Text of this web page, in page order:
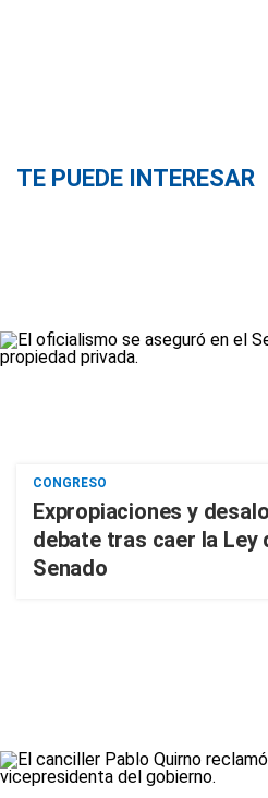
TE PUEDE INTERESAR
CONGRESO
Expropiaciones y
debate tras caer la Ley
Senado